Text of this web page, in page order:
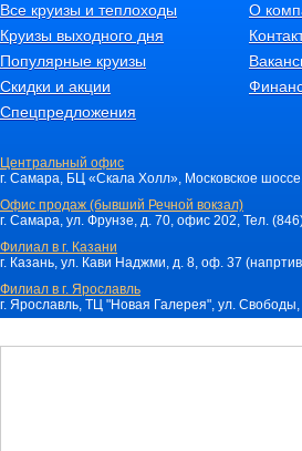
Все круизы и теплоходы
Круизы выходного дня
Популярные круизы
Скидки и акции
Спецпредложения
О
Центральный офис
г. Самара, БЦ «Скала Холл», Московское
Офис продаж (бывший Речной вокзал)
г. Самара, ул. Фрунзе, д. 70, офис 202, Тел.
Филиал в г. Казани
г. Казань, ул. Кави Наджми, д. 8, оф. 37
Филиал в г. Ярославль
г. Ярославль, ТЦ "Новая Галерея", ул.